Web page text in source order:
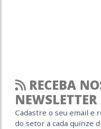
RECEBA
NEWSLETTER
Cadastre o seu email e
do setor a cada quinze